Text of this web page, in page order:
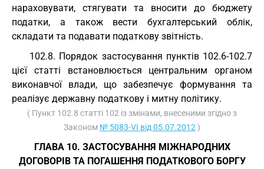
нараховувати, стягувати та вносити до бюджету
податки, а також вести бухгалтерський облік,
складати та подавати податкову звітність.
102.8. Порядок застосування пунктів 102.6-102.7
цієї статті встановлюється центральним органом
виконавчої влади, що забезпечує формування та
реалізує державну податкову і митну політику.
( Пункт 102.8 статті 102 із змінами, внесеними згідно з
Законом № 5083-VI від 05.07.2012 )
ГЛАВА 10. ЗАСТОСУВАННЯ МІЖНАРОДНИХ
ДОГОВОРІВ ТА ПОГАШЕННЯ ПОДАТКОВОГО БОРГУ